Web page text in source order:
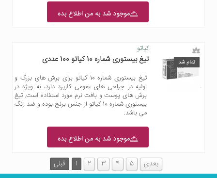
موجود شد به من اطلاع بده
تمام شد
کیاتو
تیغ بیستوری شماره 10 کیاتو 100 عددی
تیغ بیستوری شماره 10 کیاتو برای برش های بزرگ و
اولیه در جراحی های عمومی کاربرد دارد، به ویژه در
برش های پوست و بافت نرم مورد استفاده است. تیغ
بیستوری شماره 10 کیاتو از جنس برنج بوده و ضد زنگ
می باشد.
موجود شد به من اطلاع بده
قبلی 1 2 3 4 5 بعدی